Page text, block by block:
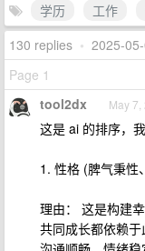
学历
工作
130 replies • 2025-
Page 1
tool2dx May 7,
这是 ai 的排序，
1. 性格 (脾气秉性
理由： 这是构建
共同成长都依赖于